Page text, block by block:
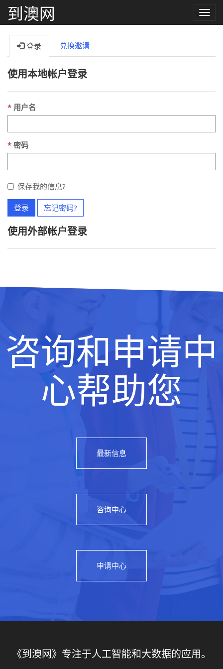
到澳网
Toggle
登录 兑换邀请
使用本地帐户登录
用户名
密码
保存我的信息?
登录 忘记密码?
使用外部帐户登录
咨询和申请中
心帮助您
最新信息
咨询中心
申请中心
《到澳网》专注于人工智能和大数据的应用。